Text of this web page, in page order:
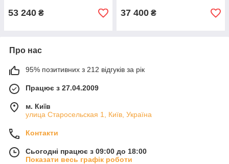
53 240 ₴ 37 400 ₴
Про нас
95% позитивних з 212 відгуків за рік
Працює з 27.04.2009
м. Київ
улица Старосельская 1, Київ, Україна
Контакти
Сьогодні працює з 09:00 до 18:00
Показати весь графік роботи